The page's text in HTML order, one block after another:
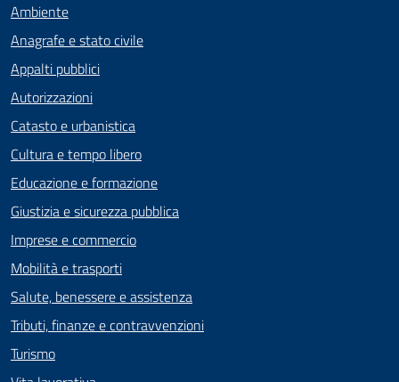
Ambiente
Anagrafe e stato civile
Appalti pubblici
Autorizzazioni
Catasto e urbanistica
Cultura e tempo libero
Educazione e formazione
Giustizia e sicurezza pubblica
Imprese e commercio
Mobilità e trasporti
Salute, benessere e assistenza
Tributi, finanze e contravvenzioni
Turismo